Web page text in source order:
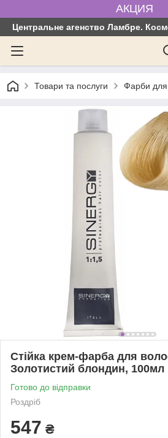
АКЦИЯ
Центральне агенство Ламбре.
Товари та послуги Фарби для
Стійка крем-фарба для
Золотистий блондин, 100мл
Готово до відправки
Роздріб
547 ₴